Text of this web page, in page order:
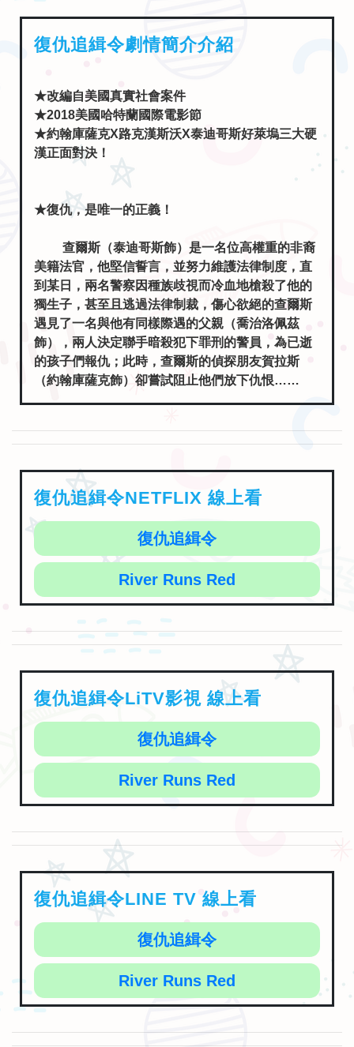
復仇追緝令劇情簡介介紹
★改編自美國真實社會案件
★2018美國哈特蘭國際電影節
★約翰庫薩克X路克漢斯沃X泰迪哥斯好萊塢三大硬
漢正面對決！
★復仇，是唯一的正義！
查爾斯（泰迪哥斯飾）是一名位高權重的非裔
美籍法官，他堅信誓言，並努力維護法律制度，直
到某日，兩名警察因種族歧視而冷血地槍殺了他的
獨生子，甚至且逃過法律制裁，傷心欲絕的查爾斯
遇見了一名與他有同樣際遇的父親（喬治洛佩茲
飾），兩人決定聯手暗殺犯下罪刑的警員，為已逝
的孩子們報仇；此時，查爾斯的偵探朋友賀拉斯
（約翰庫薩克飾）卻嘗試阻止他們放下仇恨……
復仇追緝令NETFLIX 線上看
復仇追緝令
River Runs Red
復仇追緝令LiTV影視 線上看
復仇追緝令
River Runs Red
復仇追緝令LINE TV 線上看
復仇追緝令
River Runs Red